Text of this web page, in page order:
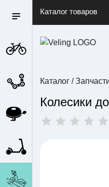
Каталог товаров
Каталог /
Колесики